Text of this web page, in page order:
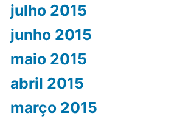
julho 2015
junho 2015
maio 2015
abril 2015
março 2015